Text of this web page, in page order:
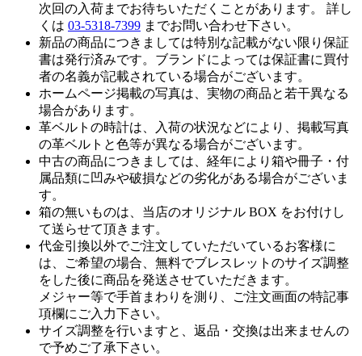
次回の入荷までお待ちいただくことがあります。 詳し
くは 03-5318-7399 までお問い合わせ下さい。
新品の商品につきましては特別な記載がない限り保証
書は発行済みです。ブランドによっては保証書に買付
者の名義が記載されている場合がございます。
ホームページ掲載の写真は、実物の商品と若干異なる
場合があります。
革ベルトの時計は、入荷の状況などにより、掲載写真
の革ベルトと色等が異なる場合がございます。
中古の商品につきましては、経年により箱や冊子・付
属品類に凹みや破損などの劣化がある場合がございま
す。
箱の無いものは、当店のオリジナル BOX をお付けし
て送らせて頂きます。
代金引換以外でご注文していただいているお客様に
は、ご希望の場合、無料でブレスレットのサイズ調整
をした後に商品を発送させていただきます。
メジャー等で手首まわりを測り、ご注文画面の特記事
項欄にご入力下さい。
サイズ調整を行いますと、返品・交換は出来ませんの
で予めご了承下さい。